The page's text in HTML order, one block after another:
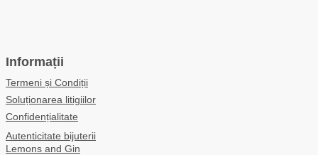
Informații
Termeni și Condiții
Soluționarea litigiilor
Confidențialitate
Autenticitate bijuterii
Lemons and Gin